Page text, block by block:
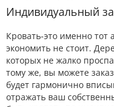
Индивидуальный
Кровать-это именно тот
экономить не стоит.
которых не жалко
тому же, вы можете
будет гармонично
отражать ваш